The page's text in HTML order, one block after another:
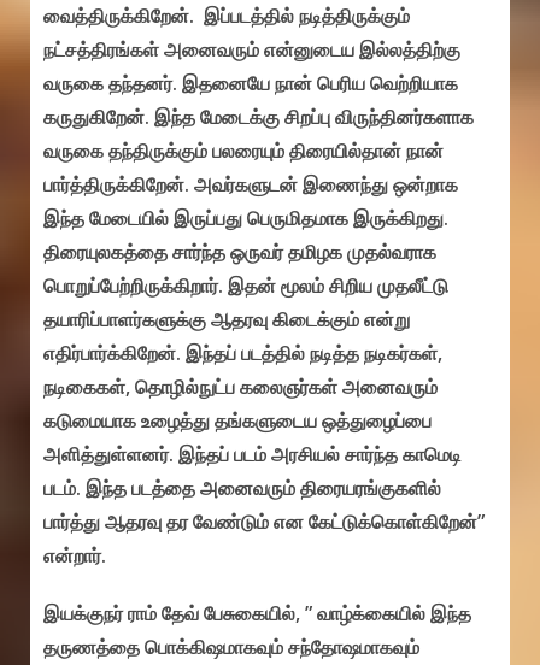
வைத்திருக்கிறேன். இப்படத்தில் நடித்திருக்கும்
நட்சத்திரங்கள் அனைவரும் என்னுடைய இல்லத்திற்கு
வருகை தந்தனர். இதனையே நான் பெரிய வெற்றியாக
கருதுகிறேன். இந்த மேடைக்கு சிறப்பு விருந்தினர்களாக
வருகை தந்திருக்கும் பலரையும் திரையில்தான் நான்
பார்த்திருக்கிறேன். அவர்களுடன் இணைந்து ஒன்றாக
இந்த மேடையில் இருப்பது பெருமிதமாக இருக்கிறது.
திரையுலகத்தை சார்ந்த ஒருவர் தமிழக முதல்வராக
பொறுப்பேற்றிருக்கிறார். இதன் மூலம் சிறிய முதலீட்டு
தயாரிப்பாளர்களுக்கு ஆதரவு கிடைக்கும் என்று
எதிர்பார்க்கிறேன். இந்தப் படத்தில் நடித்த நடிகர்கள்,
நடிகைகள், தொழில்நுட்ப கலைஞர்கள் அனைவரும்
கடுமையாக உழைத்து தங்களுடைய ஒத்துழைப்பை
அளித்துள்ளனர். இந்தப் படம் அரசியல் சார்ந்த காமெடி
படம். இந்த படத்தை அனைவரும் திரையரங்குகளில்
பார்த்து ஆதரவு தர வேண்டும் என கேட்டுக்கொள்கிறேன்”
என்றார்.
இயக்குநர் ராம் தேவ் பேசுகையில், ” வாழ்க்கையில் இந்த
தருணத்தை பொக்கிஷமாகவும் சந்தோஷமாகவும்